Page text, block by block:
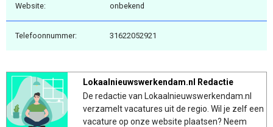
Website: onbekend
Telefoonnummer: 31622052921
Lokaalnieuwswerkendam.nl Redactie
De redactie van Lokaalnieuwswerkendam.nl
verzamelt vacatures uit de regio. Wil je zelf een
vacature op onze website plaatsen? Neem